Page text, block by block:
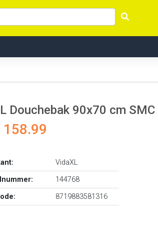
Douchebak 90x70 cm
158.99
VidaXL
144768
8719883581316